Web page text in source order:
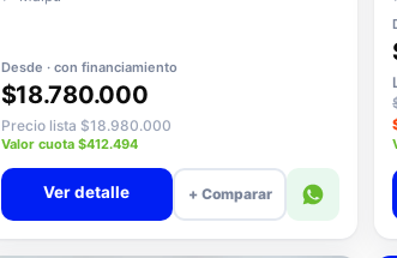
Desde · con financiamiento
$18.780.000
Precio lista $18.980.000
Valor cuota $412.494
+ Comparar